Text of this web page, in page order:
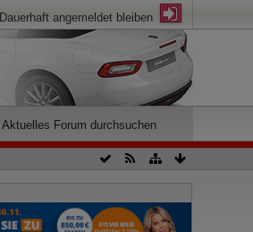
Dauerhaft angemeldet bleiben